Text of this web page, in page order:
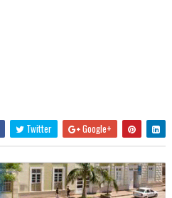
Twitter Google+